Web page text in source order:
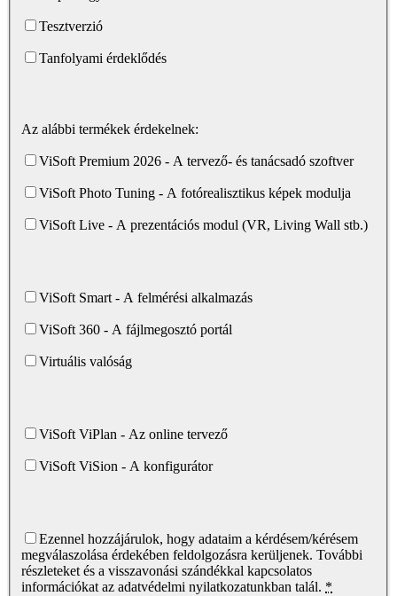
Tesztverzió
Tanfolyami érdeklődés
Az alábbi termékek érdekelnek:
ViSoft Premium 2026 - A tervező- és tanácsadó szoftver
ViSoft Photo Tuning - A fotórealisztikus képek modulja
ViSoft Live - A prezentációs modul (VR, Living Wall stb.)
ViSoft Smart - A felmérési alkalmazás
ViSoft 360 - A fájlmegosztó portál
Virtuális valóság
ViSoft ViPlan - Az online tervező
ViSoft ViSion - A konfigurátor
Ezennel hozzájárulok, hogy adataim a kérdésem/kérésem
megválaszolása érdekében feldolgozásra kerüljenek. További
részleteket és a visszavonási szándékkal kapcsolatos
információkat az adatvédelmi nyilatkozatunkban talál. *